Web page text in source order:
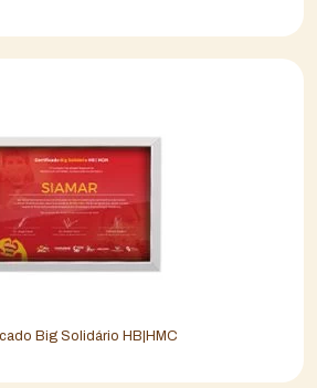
Big Solidário HB|HMC